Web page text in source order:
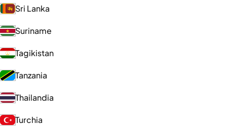
Sri Lanka
Suriname
Tagikistan
Tanzania
Thailandia
Turchia